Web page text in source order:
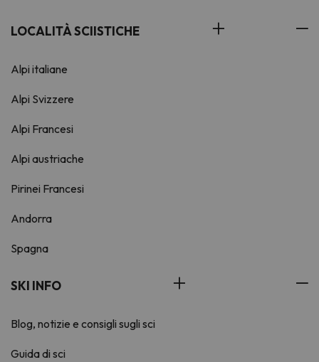
LOCALITÀ SCIISTICHE
Alpi italiane
Alpi Svizzere
Alpi Francesi
Alpi austriache
Pirinei Francesi
Andorra
Spagna
SKI INFO
Blog, notizie e consigli sugli sci
Guida di sci